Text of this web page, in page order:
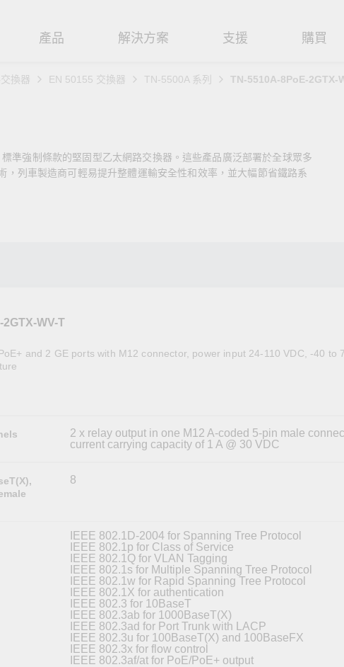
產品
路由器
安全設備
串列轉接器
解決方案
運輸 時效性網路 (TSN)
強化 OT 網路安全
支援
FAQs 保固政策
購買
與創新
與活動
創造永續價值
換器 EN 50155 交換器 TN-5500A 系列 TN-5510A-8PoE-2GTX-
準強制條款的堅固型乙太網路交換器。這些產品廣泛部署於全球眾多
列車製造商可輕易提升整體運輸安全性和效率，並大幅節省鐵路系
WV-T
and 2 GE ports with M12 connector, power input 24-110 VDC, -40 to
2 x relay output in one M12 A-coded 5-pin male
current carrying capacity of 1 A @ 30 VDC
8
IEEE 802.1D-2004 for Spanning Tree Protocol
IEEE 802.1p for Class of Service
IEEE 802.1Q for VLAN Tagging
IEEE 802.1s for Multiple Spanning Tree Protocol
IEEE 802.1w for Rapid Spanning Tree Protocol
IEEE 802.1X for authentication
IEEE 802.3 for 10BaseT
IEEE 802.3ab for 1000BaseT(X)
IEEE 802.3ad for Port Trunk with LACP
IEEE 802.3u for 100BaseT(X) and 100BaseFX
IEEE 802.3x for flow control
IEEE 802.3af/at for PoE/PoE+ output